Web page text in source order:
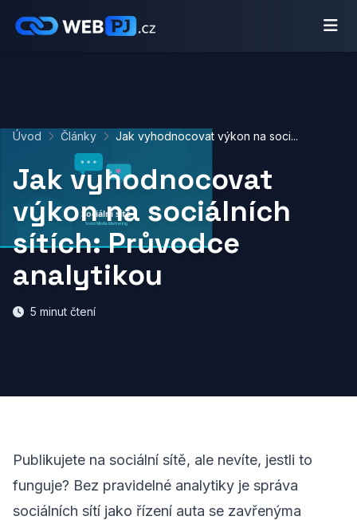
Úvod Články Jak vyhodnocovat výkon na soci...
Jak vyhodnocovat
výkon na sociálních
sítích: Průvodce
analytikou
5 minut čtení
Publikujete na sociální sítě, ale nevíte, jestli to
funguje? Bez pravidelné analytiky je správa
sociálních sítí jako řízení auta se zavřenýma